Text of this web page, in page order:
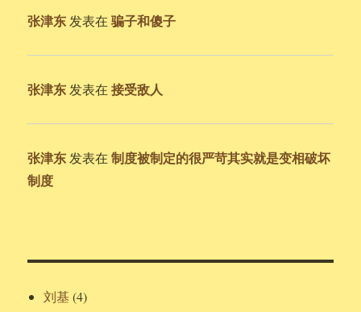
张津东 发表在骗子和傻子
张津东 发表在接受敌人
张津东 发表在制度被制定的很严苛其实就是变相破坏
制度
刘基 (4)